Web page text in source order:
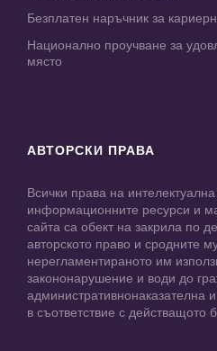
Безплатен наръчник за
Национално проучване за
място
АВТОРСКИ ПРАВА
Всички права на
информационните ресурси и
сайта са обект на закрила по
авторското право и сродните
нерегламентираното им
закононарушение и води до
административнонаказателна
в съответствие с действащото